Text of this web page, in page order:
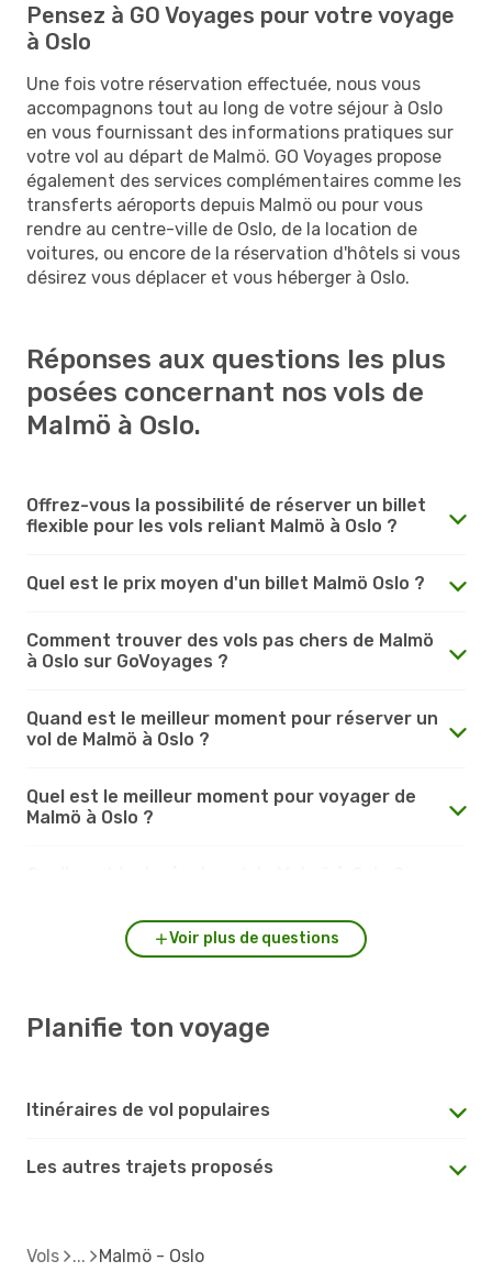
Pensez à GO Voyages pour votre voyage
à Oslo
Une fois votre réservation effectuée, nous vous
accompagnons tout au long de votre séjour à Oslo
en vous fournissant des informations pratiques sur
votre vol au départ de Malmö. GO Voyages propose
également des services complémentaires comme les
transferts aéroports depuis Malmö ou pour vous
rendre au centre-ville de Oslo, de la location de
voitures, ou encore de la réservation d'hôtels si vous
désirez vous déplacer et vous héberger à Oslo.
Réponses aux questions les plus
posées concernant nos vols de
Malmö à Oslo.
Offrez-vous la possibilité de réserver un billet
flexible pour les vols reliant Malmö à Oslo ?
Quel est le prix moyen d'un billet Malmö Oslo ?
Comment trouver des vols pas chers de Malmö
à Oslo sur GoVoyages ?
Quand est le meilleur moment pour réserver un
vol de Malmö à Oslo ?
Quel est le meilleur moment pour voyager de
Malmö à Oslo ?
Voir plus de questions
Planifie ton voyage
Itinéraires de vol populaires
Les autres trajets proposés
Vols Malmö - Oslo